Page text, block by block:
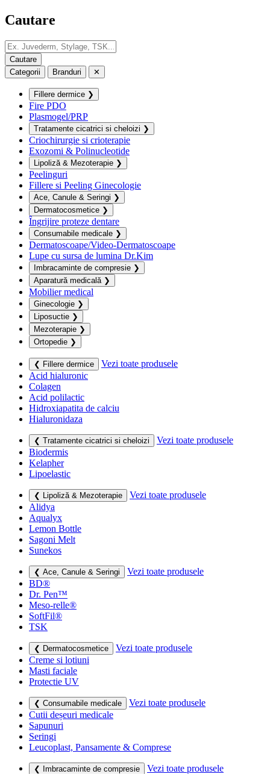
Cautare
Categorii Branduri ✕
Fillere dermice ❯
Fire PDO
Plasmogel/PRP
Tratamente cicatrici si cheloizi ❯
Criochirurgie si crioterapie
Exozomi & Polinucleotide
Lipoliză & Mezoterapie ❯
Peelinguri
Fillere si Peeling Ginecologie
Ace, Canule & Seringi ❯
Dermatocosmetice ❯
Îngrijire proteze dentare
Consumabile medicale ❯
Dermatoscoape/Video-Dermatoscoape
Lupe cu sursa de lumina Dr.Kim
Imbracaminte de compresie ❯
Aparatură medicală ❯
Mobilier medical
Ginecologie ❯
Liposuctie ❯
Mezoterapie ❯
Ortopedie ❯
❮ Fillere dermice
Vezi toate produsele
Acid hialuronic
Colagen
Acid polilactic
Hidroxiapatita de calciu
Hialuronidaza
❮ Tratamente cicatrici si cheloizi
Vezi toate produsele
Biodermis
Kelapher
Lipoelastic
❮ Lipoliză & Mezoterapie
Vezi toate produsele
Alidya
Aqualyx
Lemon Bottle
Sagoni Melt
Sunekos
❮ Ace, Canule & Seringi
Vezi toate produsele
BD®
Dr. Pen™
Meso-relle®
SoftFil®
TSK
❮ Dermatocosmetice
Vezi toate produsele
Creme si lotiuni
Masti faciale
Protectie UV
❮ Consumabile medicale
Vezi toate produsele
Cutii deșeuri medicale
Sapunuri
Seringi
Leucoplast, Pansamente & Comprese
❮ Imbracaminte de compresie
Vezi toate produsele